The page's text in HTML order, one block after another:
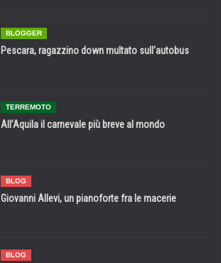
BLOGGER
Pescara, ragazzino down multato sull’autobus
TERREMOTO
All’Aquila il carnevale più breve al mondo
BLOG
Giovanni Allevi, un pianoforte fra le macerie
BLOG